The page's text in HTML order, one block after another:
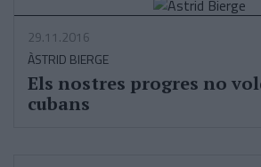
29.11.2016
ÀSTRID BIERGE
Els nostres progres no
cubans